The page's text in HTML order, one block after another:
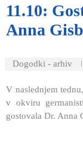
11.10:
Anna
Dogodki - arhiv
V naslednjem
v okviru
gostovala Dr. Anna